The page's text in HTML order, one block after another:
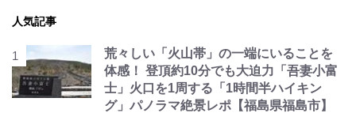
人気記事
荒々しい「火山帯」の一端にいることを
体感！ 登頂約10分でも大迫力「吾妻小富
士」火口を1周する「1時間半ハイキン
グ」パノラマ絶景レポ【福島県福島市】